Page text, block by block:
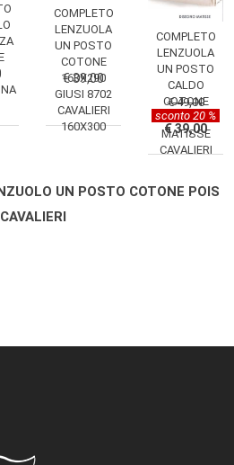
COMPLETO
LENZUOLA
UN POSTO
COTONE
160X290
GIUSI 8702
CAVALIERI
160X300
€ 39,00
COMPLETO
LENZUOLA
UN POSTO
CALDO
COTONE
160X300
MATISSE
CAVALIERI
€ 49,00
sconto 20 %
€ 39,00
UN POSTO COTONE POIS
CAVALIERI